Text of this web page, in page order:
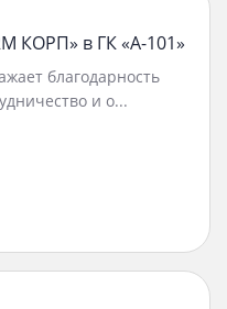
КОРП» в ГК «А-101»
благодарность
и о...